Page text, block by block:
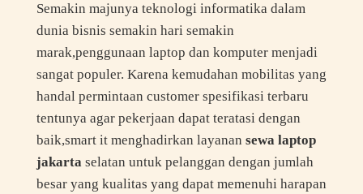
Semakin majunya teknologi informatika dalam
dunia bisnis semakin hari semakin
marak,penggunaan laptop dan komputer menjadi
sangat populer. Karena kemudahan mobilitas yang
handal permintaan customer spesifikasi terbaru
tentunya agar pekerjaan dapat teratasi dengan
baik,smart it menghadirkan layanan sewa laptop
jakartaselatan untuk pelanggan dengan jumlah
besar yang kualitas yang dapat memenuhi harapan